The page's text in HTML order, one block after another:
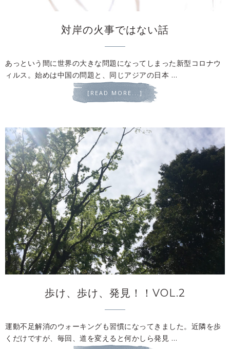
対岸の火事ではない話
あっという間に世界の大きな問題になってしまった新型コロナウ
ィルス。始めは中国の問題と、同じアジアの日本 …
[READ MORE...]
歩け、歩け、発見！！VOL.2
運動不足解消のウォーキングも習慣になってきました。近隣を歩
くだけですが、毎回、道を変えると何かしら発見 …